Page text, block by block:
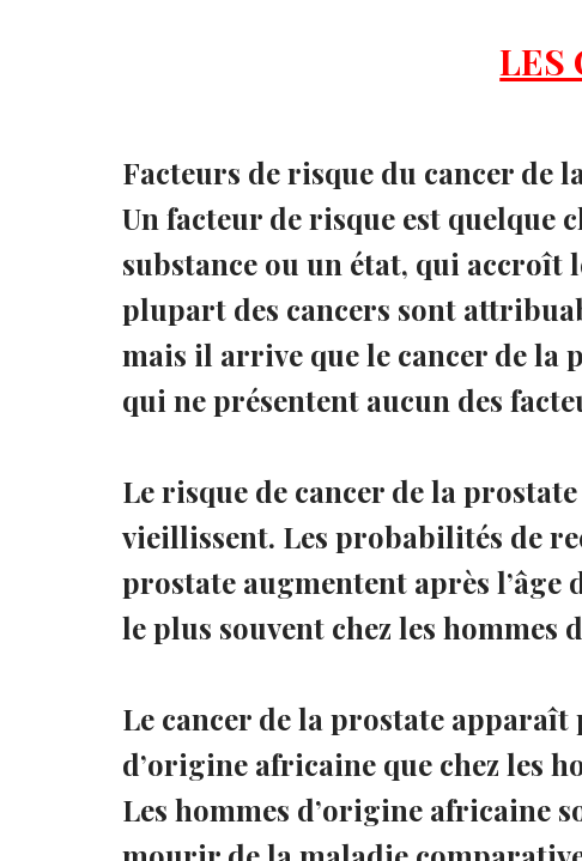
LES
Facteurs de risque du cancer de
Un facteur de risque est quelque
substance ou un état, qui accroît
plupart des cancers sont
mais il arrive que le cancer de la
qui ne présentent aucun des
Le risque de cancer de la
vieillissent. Les probabilités de
prostate augmentent après l’âge
le plus souvent chez les hommes
Le cancer de la prostate apparaît
d’origine africaine que chez les
Les hommes d’origine africaine